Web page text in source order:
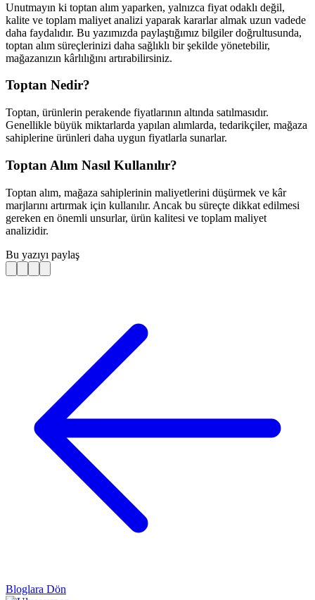
Unutmayın ki toptan alım yaparken, yalnızca fiyat odaklı değil,
kalite ve toplam maliyet analizi yaparak kararlar almak uzun vadede
daha faydalıdır. Bu yazımızda paylaştığımız bilgiler doğrultusunda,
toptan alım süreçlerinizi daha sağlıklı bir şekilde yönetebilir,
mağazanızın kârlılığını artırabilirsiniz.
Toptan Nedir?
Toptan, ürünlerin perakende fiyatlarının altında satılmasıdır.
Genellikle büyük miktarlarda yapılan alımlarda, tedarikçiler, mağaza
sahiplerine ürünleri daha uygun fiyatlarla sunarlar.
Toptan Alım Nasıl Kullanılır?
Toptan alım, mağaza sahiplerinin maliyetlerini düşürmek ve kâr
marjlarını artırmak için kullanılır. Ancak bu süreçte dikkat edilmesi
gereken en önemli unsurlar, ürün kalitesi ve toplam maliyet
analizidir.
Bu yazıyı paylaş
Bloglara Dön